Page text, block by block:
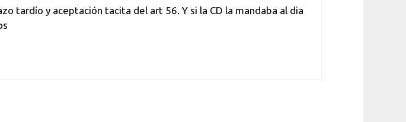
tardío y aceptación tacita del art 56. Y si la CD la mandaba al dia